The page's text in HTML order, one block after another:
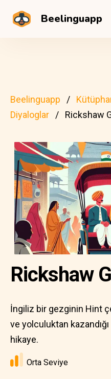
Beelinguapp
Beelinguapp
Diyaloglar
Rickshaw
Rickshaw
İngiliz bir gezginin Hint
ve yolculuktan
hikaye.
Orta Seviye